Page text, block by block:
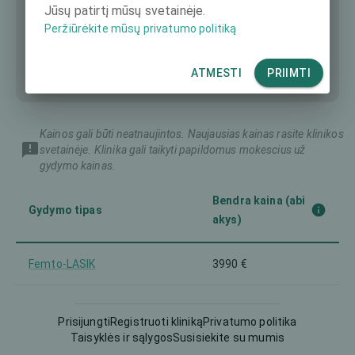
Kainos gali būti neatnaujintos. Naujausias kainas rasite klinikos
svetainėje. Klinika gali taikyti papildomus mokescius už
gydymo kainas.
Gydymo tipas
Bendra kaina (abi
akys)
Femto-LASIK 3990 €
PrisijungtiRegistruoti klinikąPrivatumo politika
Taisyklės ir sąlygosSusisiekite su mumis
Jūsų patirtį mūsų svetainėje.
Peržiūrėkite mūsų privatumo politiką
ATMESTI PRIIMTI